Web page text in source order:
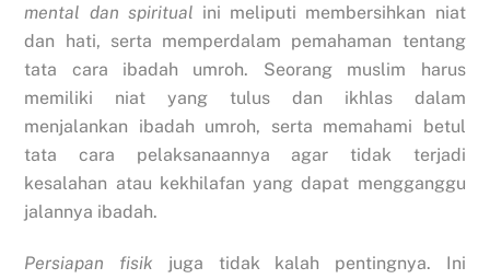
mental dan spiritual ini meliputi membersihkan niat
dan hati, serta memperdalam pemahaman tentang
tata cara ibadah umroh. Seorang muslim harus
memiliki niat yang tulus dan ikhlas dalam
menjalankan ibadah umroh, serta memahami betul
tata cara pelaksanaannya agar tidak terjadi
kesalahan atau kekhilafan yang dapat mengganggu
jalannya ibadah.
Persiapan fisik juga tidak kalah pentingnya. Ini